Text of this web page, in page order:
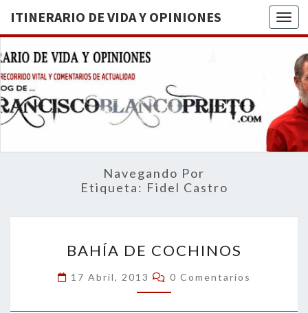
ITINERARIO DE VIDA Y OPINIONES
DE
BREVE
RECORRIDO
VITAL Y
ACTUALIDAD
Navegando Por
Etiqueta: Fidel Castro
DE
COCHINOS
BAHÍA DE COCHINOS
17 Abril, 2013 Comentarios
0 Comentarios